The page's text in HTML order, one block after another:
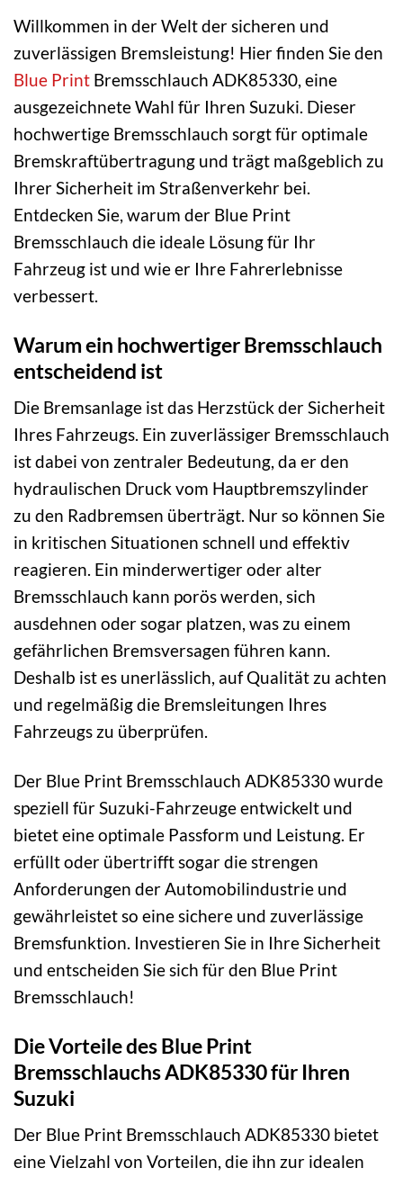
Willkommen in der Welt der sicheren und
zuverlässigen Bremsleistung! Hier finden Sie den
Blue Print Bremsschlauch ADK85330, eine
ausgezeichnete Wahl für Ihren Suzuki. Dieser
hochwertige Bremsschlauch sorgt für optimale
Bremskraftübertragung und trägt maßgeblich zu
Ihrer Sicherheit im Straßenverkehr bei.
Entdecken Sie, warum der Blue Print
Bremsschlauch die ideale Lösung für Ihr
Fahrzeug ist und wie er Ihre Fahrerlebnisse
verbessert.
Warum ein hochwertiger Bremsschlauch
entscheidend ist
Die Bremsanlage ist das Herzstück der Sicherheit
Ihres Fahrzeugs. Ein zuverlässiger Bremsschlauch
ist dabei von zentraler Bedeutung, da er den
hydraulischen Druck vom Hauptbremszylinder
zu den Radbremsen überträgt. Nur so können Sie
in kritischen Situationen schnell und effektiv
reagieren. Ein minderwertiger oder alter
Bremsschlauch kann porös werden, sich
ausdehnen oder sogar platzen, was zu einem
gefährlichen Bremsversagen führen kann.
Deshalb ist es unerlässlich, auf Qualität zu achten
und regelmäßig die Bremsleitungen Ihres
Fahrzeugs zu überprüfen.
Der Blue Print Bremsschlauch ADK85330 wurde
speziell für Suzuki-Fahrzeuge entwickelt und
bietet eine optimale Passform und Leistung. Er
erfüllt oder übertrifft sogar die strengen
Anforderungen der Automobilindustrie und
gewährleistet so eine sichere und zuverlässige
Bremsfunktion. Investieren Sie in Ihre Sicherheit
und entscheiden Sie sich für den Blue Print
Bremsschlauch!
Die Vorteile des Blue Print
Bremsschlauchs ADK85330 für Ihren
Suzuki
Der Blue Print Bremsschlauch ADK85330 bietet
eine Vielzahl von Vorteilen, die ihn zur idealen